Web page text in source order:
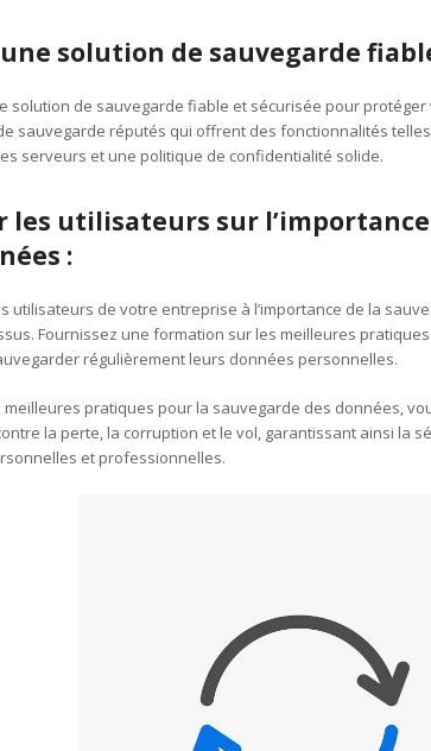
solution de sauvegarde
solution de sauvegarde fiable et sécurisée pour
sauvegarde réputés qui offrent des fonctionnalités
serveurs et une politique de confidentialité solide.
les utilisateurs sur
:
utilisateurs de votre entreprise à l’importance de la
Fournissez une formation sur les meilleures
régulièrement leurs données personnelles.
meilleures pratiques pour la sauvegarde des données,
la perte, la corruption et le vol, garantissant ainsi la
et professionnelles.